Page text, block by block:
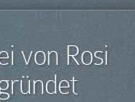
von Rosi